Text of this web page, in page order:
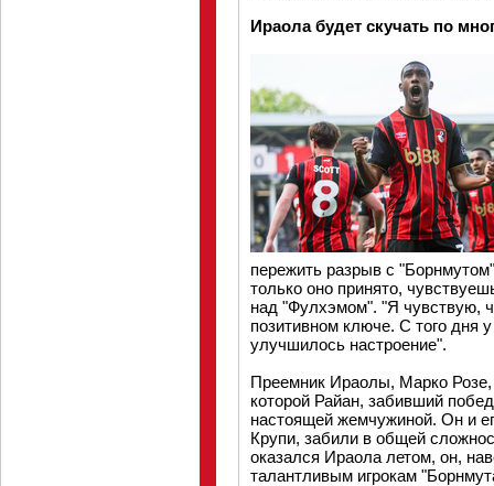
Ираола будет скучать по
пережить разрыв с
только оно принято,
над "Фулхэмом". "Я чувствую,
позитивном ключе. С того дня
улучшилось настроение".
Преемник Ираолы, Марко Розе,
которой Райан, забивший
настоящей жемчужиной. Он и
Крупи, забили в общей
оказался Ираола летом, он,
талантливым игрокам